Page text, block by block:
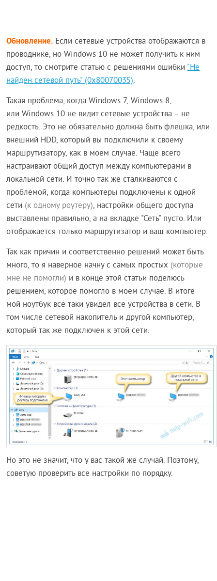
Обновление. Если сетевые устройства отображаются в
проводнике, но Windows 10 не может получить к ним
доступ, то смотрите статью с решениями ошибки"Не
найден сетевой путь" (0x80070035).
Такая проблема, когда Windows 7, Windows 8,
или Windows 10 не видит сетевые устройства – не
редкость. Это не обязательно должна быть флешка, или
внешний HDD, который вы подключили к своему
маршрутизатору, как в моем случае. Чаще всего
настраивают общий доступ между компьютерами в
локальной сети. И точно так же сталкиваются с
проблемой, когда компьютеры подключены к одной
сети (к одному роутеру), настройки общего доступа
выставлены правильно, а на вкладке "Сеть" пусто. Или
отображается только маршрутизатор и ваш компьютер.
Так как причин и соответственно решений может быть
много, то я наверное начну с самых простых (которые
мне не помогли) и в конце этой статьи поделюсь
решением, которое помогло в моем случае. В итоге
мой ноутбук все таки увидел все устройства в сети. В
том числе сетевой накопитель и другой компьютер,
который так же подключен к этой сети.
Но это не значит, что у вас такой же случай. Поэтому,
советую проверить все настройки по порядку.